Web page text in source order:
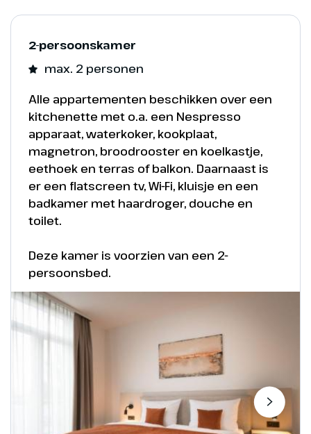
2-persoonskamer
max. 2 personen
Alle appartementen beschikken over een
kitchenette met o.a. een Nespresso
apparaat, waterkoker, kookplaat,
magnetron, broodrooster en koelkastje,
eethoek en terras of balkon. Daarnaast is
er een flatscreen tv, Wi-Fi, kluisje en een
badkamer met haardroger, douche en
toilet.
Deze kamer is voorzien van een 2-
persoonsbed.
In Fantasy kun je als kind je hart ophalen.
Leer vliegen in Bolle's vliegschool, maak
een boottochtje, een ritje in Winja's Fear,
voor elk kind wat wils. Nieuw is Avoras;
klimplezier voor het hele gezin! Klimmen,
glijden, ontdekken; ieder op zijn eigen
manier, samen de hoogte in!
Phantasialand - Fantasy